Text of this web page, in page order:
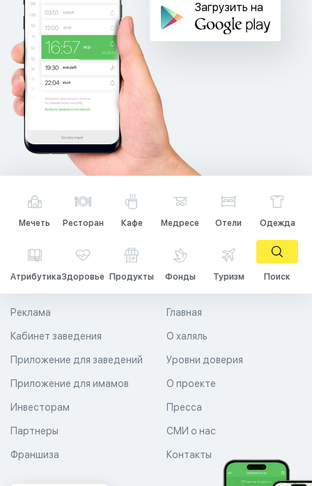
Загрузить на
Мечеть Ресторан Кафе Медресе Отели Одежда
АтрибутикаЗдоровье Продукты Фонды Туризм Поиск
Главная
О халяль
Уровни доверия
Реклама
Кабинет заведения
Приложение для заведений
Приложение для имамов О проекте
Пресса
СМИ о нас
Контакты
Инвесторам
Партнеры
Франшиза